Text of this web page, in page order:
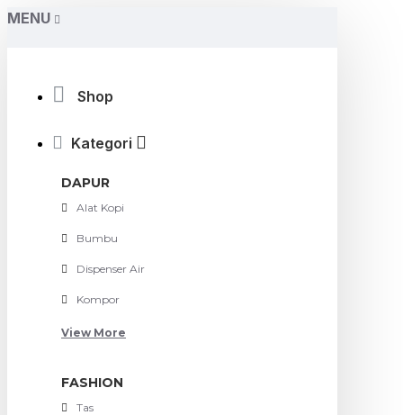
MENU
Shop
Kategori
DAPUR
Alat Kopi
Bumbu
Dispenser Air
Kompor
View More
FASHION
Tas